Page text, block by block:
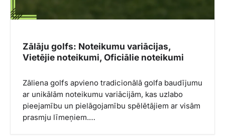
Zālāju golfs: Noteikumu variācijas,
Vietējie noteikumi, Oficiālie noteikumi
Zāliena golfs apvieno tradicionālā golfa baudījumu
ar unikālām noteikumu variācijām, kas uzlabo
pieejamību un pielāgojamību spēlētājiem ar visām
prasmju līmeņiem.…